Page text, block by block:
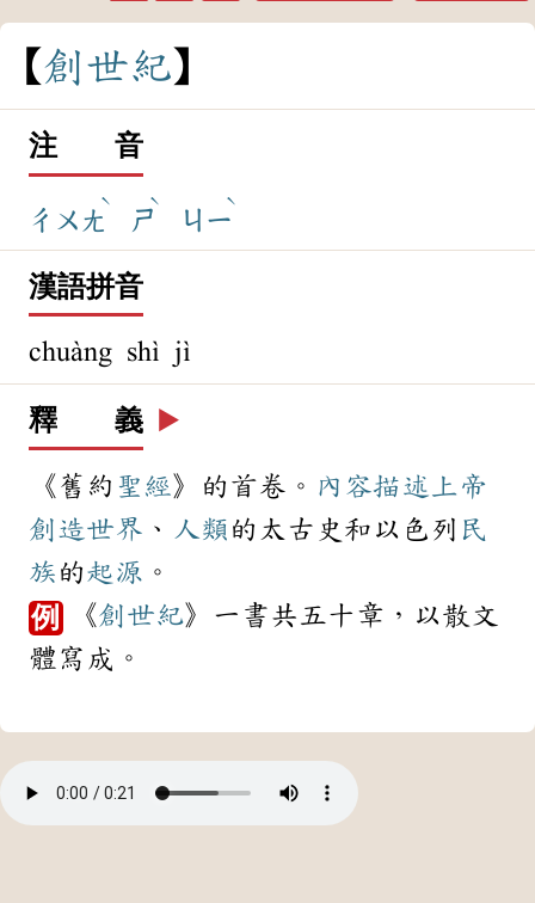
創世紀
注 音
ㄔㄨㄤ
ˋ
ㄕ
ˋ
ㄐㄧ
ˋ
漢語拼音
chuàng shì jì
釋 義 ▶️
《舊約 聖經》的首卷。 內容描述 上帝
創造世界 、 人類 的太古史和以色列 民
族 的起源 。
例 《創世紀》一書共五十章，以散文
體寫成。